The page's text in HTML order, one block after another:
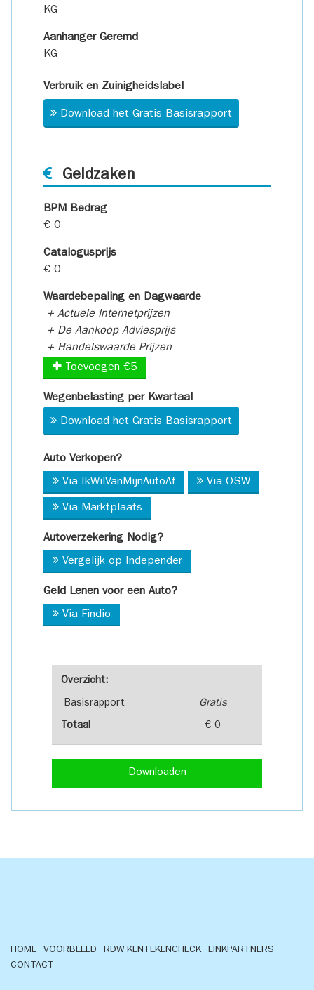
Overzicht:
Basisrapport Gratis
Totaal € 0
Downloaden
KG
Aanhanger Geremd
KG
Verbruik en Zuinigheidslabel
Download het Gratis Basisrapport
Geldzaken
BPM Bedrag
€ 0
Catalogusprijs
€ 0
Waardebepaling en Dagwaarde
+ Actuele Internetprijzen
+ De Aankoop Adviesprijs
+ Handelswaarde Prijzen
Toevoegen €5
Wegenbelasting per Kwartaal
Download het Gratis Basisrapport
Auto Verkopen?
Via IkWilVanMijnAutoAf Via OSW
Via Marktplaats
Autoverzekering Nodig?
Vergelijk op Independer
Geld Lenen voor een Auto?
Via Findio
HOME VOORBEELD RDW KENTEKENCHECK
LINKPARTNERS
CONTACT